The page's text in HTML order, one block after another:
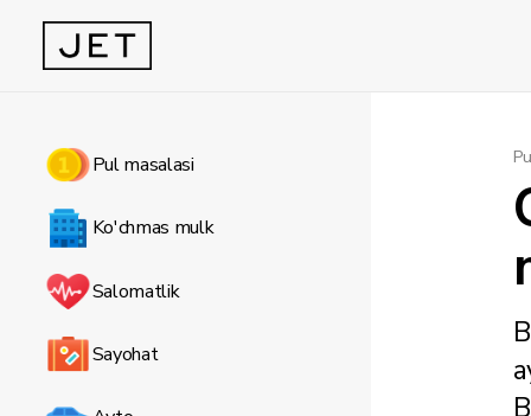
Pul masalasi
Ko'chmas mulk
Salomatlik
Sayohat